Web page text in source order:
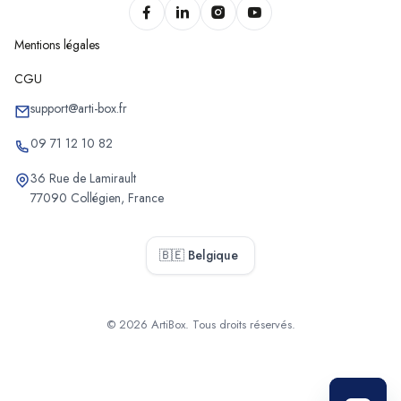
Chantiers de pose de menuiseries de Schoten
Chantiers de pose de menuiseries de Stabroek
Chantiers de pose de menuiseries de Sint-Katelijne-
Waver
Chantiers de pose de menuiseries de Bonheiden
Chantiers de pose de menuiseries de Willebroek
Chantiers de pose de menuiseries de Bornem
Chantiers de pose de menuiseries de Poppel
Mentions légales
CGU
support@arti-box.fr
09 71 12 10 82
36 Rue de Lamirault
77090 Collégien, France
🇧🇪 Belgique
© 2026 ArtiBox. Tous droits réservés.